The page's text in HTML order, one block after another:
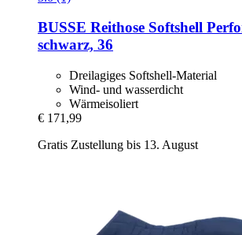
BUSSE Reithose Softshell
schwarz, 36
Dreilagiges Softshell-Material
Wind- und wasserdicht
Wärmeisoliert
€ 171,99
Gratis Zustellung bis 13. August